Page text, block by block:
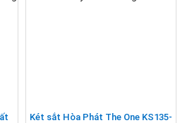
Két sắt Hòa Phát The One KS135-